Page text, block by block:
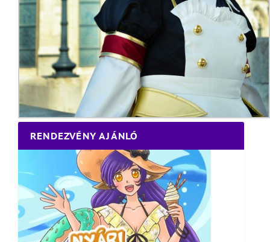
RENDEZVÉNY AJÁNLÓ